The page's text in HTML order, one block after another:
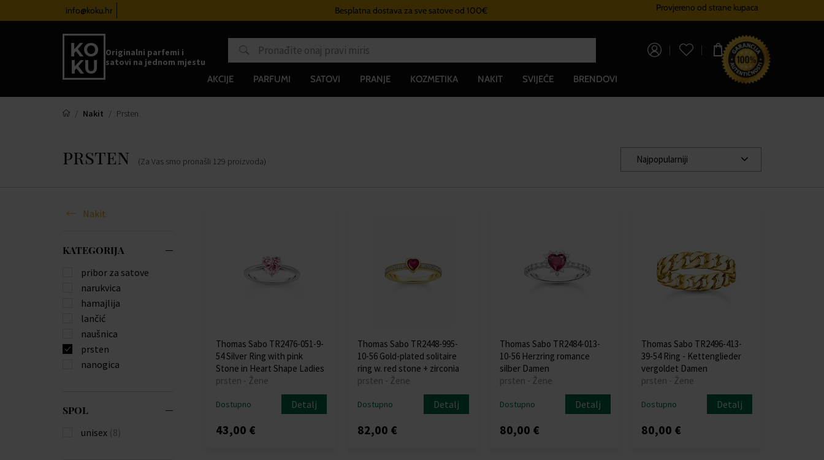
info@koku.hr Besplatna dostava za sve satove od 100€ Sustav vjernostiProvjereno od strane kupaca
Originalni parfemi i
satovi na jednom mjestu
0,00 €
AKCIJE PARFUMI SATOVI PRANJE KOZMETIKA NAKIT SVIJEĆE BRENDOVI
Nakit Prsten
prsten (Za Vas smo pronašli 129 proizvoda) Najpopularniji
Nakit
KATEGORIJA
pribor za satove
narukvica
hamajlija
lančić
naušnica
prsten
nanogica
SPOL
unisex (8)
Thomas Sabo TR2476-051-9-
54 Silver Ring with pink
Stone in Heart Shape Ladies
prsten - Žene
Dostupno Detalj
43,00 €
Thomas Sabo TR2448-995-
10-56 Gold-plated solitaire
ring w. red stone + zirconia
prsten - Žene
Dostupno Detalj
82,00 €
Thomas Sabo TR2484-013-
10-56 Herzring romance
silber Damen
prsten - Žene
Dostupno Detalj
80,00 €
Thomas Sabo TR2496-413-
39-54 Ring - Kettenglieder
vergoldet Damen
prsten - Žene
Dostupno Detalj
80,00 €